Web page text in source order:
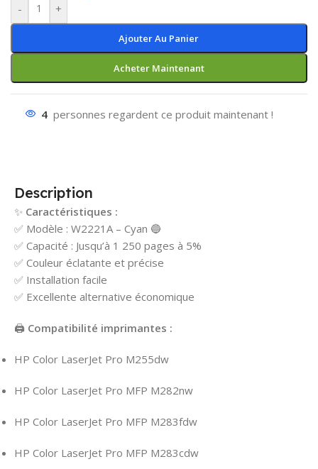
- +
Ajouter Au Panier
Acheter Maintenant
4 personnes regardent ce produit maintenant !
Description
✨ Caractéristiques :
✅ Modèle : W2221A – Cyan 🔵
✅ Capacité : Jusqu’à 1 250 pages à 5%
✅ Couleur éclatante et précise
✅ Installation facile
✅ Excellente alternative économique
🖨️ Compatibilité imprimantes :
HP Color LaserJet Pro M255dw
HP Color LaserJet Pro MFP M282nw
HP Color LaserJet Pro MFP M283fdw
HP Color LaserJet Pro MFP M283cdw